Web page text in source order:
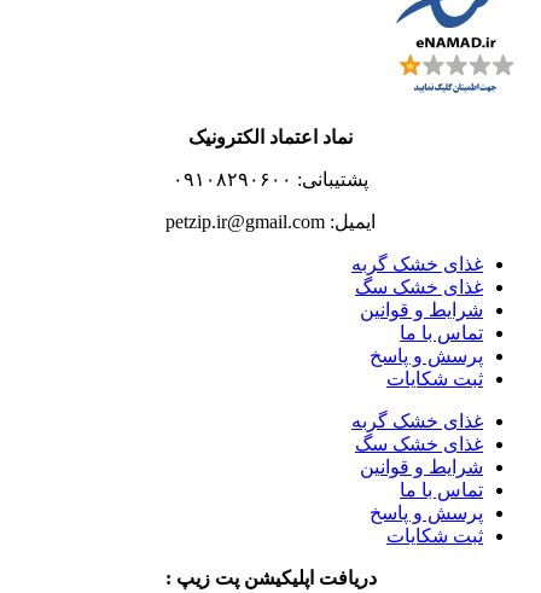
نماد اعتماد الکترونیک
پشتیبانی: ۰۹۱۰۸۲۹۰۶۰۰
ایمیل: petzip.ir@gmail.com
غذای خشک گربه
غذای خشک سگ
شرایط و قوانین
تماس با ما
پرسش و پاسخ
ثبت شکایات
غذای خشک گربه
غذای خشک سگ
شرایط و قوانین
تماس با ما
پرسش و پاسخ
ثبت شکایات
دریافت اپلیکیشن پت زیپ :